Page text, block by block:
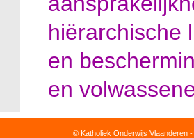
hiërarchische
en
en
© Katholiek Onderwijs Vlaanderen